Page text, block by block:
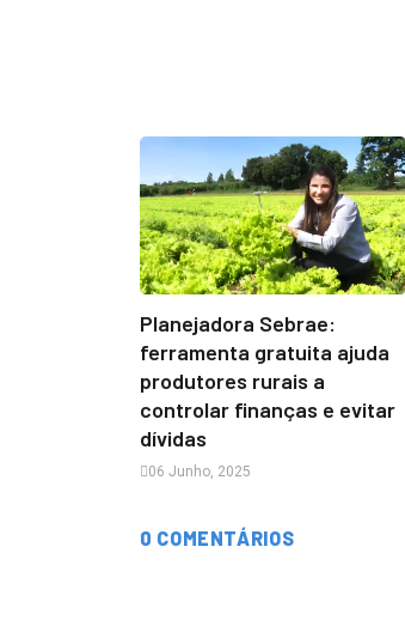
Planejadora Sebrae:
ferramenta gratuita ajuda
produtores rurais a
controlar finanças e evitar
dívidas
06 Junho, 2025
0 COMENTÁRIOS